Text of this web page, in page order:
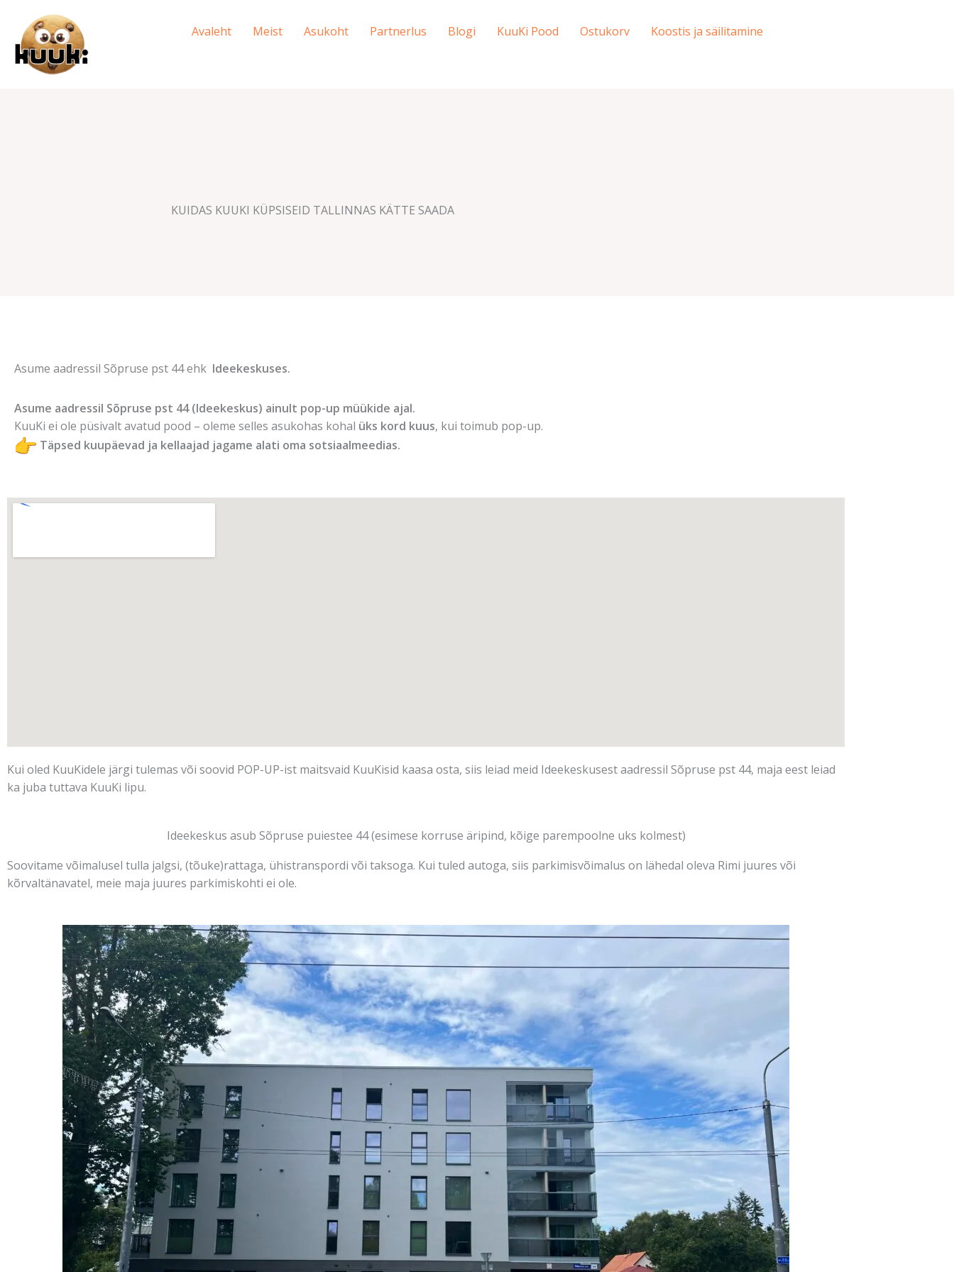
content
Avaleht Meist Asukoht Partnerlus Blogi KuuKi Pood Ostukorv Koostis ja säilitamine
KUIDAS KUUKI KÜPSISEID TALLINNAS KÄTTE SAADA
Asume aadressil Sõpruse pst 44 ehk Ideekeskuses.
Asume aadressil Sõpruse pst 44 (Ideekeskus) ainult pop-up müükide ajal.
KuuKi ei ole püsivalt avatud pood – oleme selles asukohas kohal üks kord kuus, kui toimub pop-up.
Täpsed kuupäevad ja kellaajad jagame alati oma sotsiaalmeedias.
Kui oled KuuKidele järgi tulemas või soovid POP-UP-ist maitsvaid KuuKisid kaasa osta, siis leiad meid Ideekeskusest aadressil Sõpruse pst 44, maja eest leiad
ka juba tuttava KuuKi lipu.
Ideekeskus asub Sõpruse puiestee 44 (esimese korruse äripind, kõige parempoolne uks kolmest)
Soovitame võimalusel tulla jalgsi, (tõuke)rattaga, ühistranspordi või taksoga. Kui tuled autoga, siis parkimisvõimalus on lähedal oleva Rimi juures või
kõrvaltänavatel, meie maja juures parkimiskohti ei ole.